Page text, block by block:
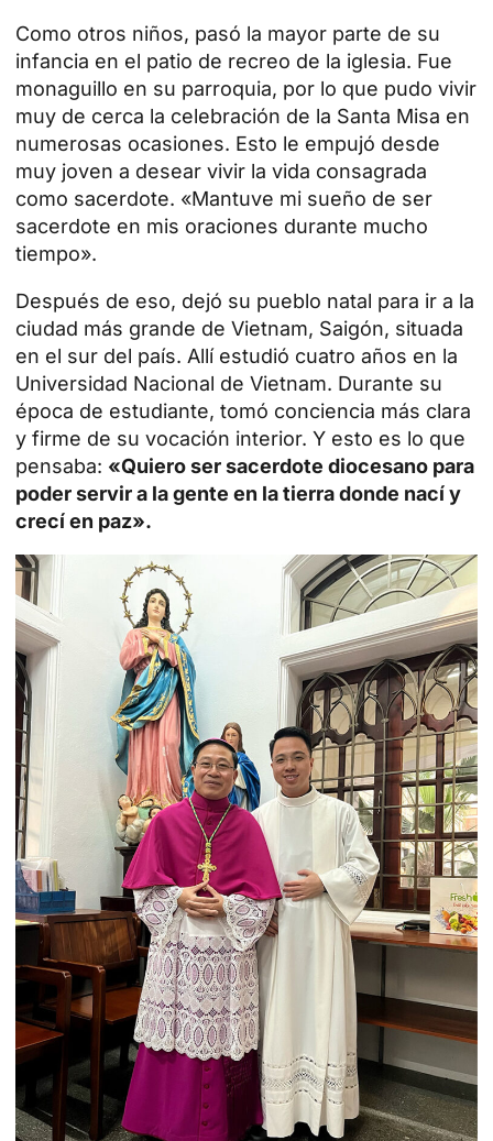
Como otros niños, pasó la mayor parte de su
infancia en el patio de recreo de la iglesia. Fue
monaguillo en su parroquia, por lo que pudo vivir
muy de cerca la celebración de la Santa Misa en
numerosas ocasiones. Esto le empujó desde
muy joven a desear vivir la vida consagrada
como sacerdote. «Mantuve mi sueño de ser
sacerdote en mis oraciones durante mucho
tiempo».
Después de eso, dejó su pueblo natal para ir a la
ciudad más grande de Vietnam, Saigón, situada
en el sur del país. Allí estudió cuatro años en la
Universidad Nacional de Vietnam. Durante su
época de estudiante, tomó conciencia más clara
y firme de su vocación interior. Y esto es lo que
pensaba: «Quiero ser sacerdote diocesano para
poder servir a la gente en la tierra donde nací y
crecí en paz».